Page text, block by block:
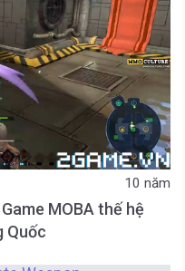
10 năm
MOBA thế hệ
Quốc